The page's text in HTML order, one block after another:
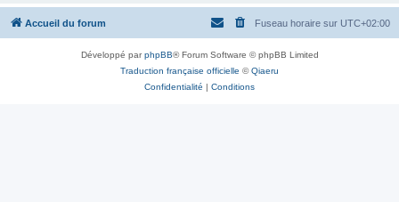
Accueil du forum Fuseau horaire sur UTC+02:00
Développé parphpBB® Forum Software © phpBB Limited
Traduction française officielle ©Qiaeru
Confidentialité | Conditions